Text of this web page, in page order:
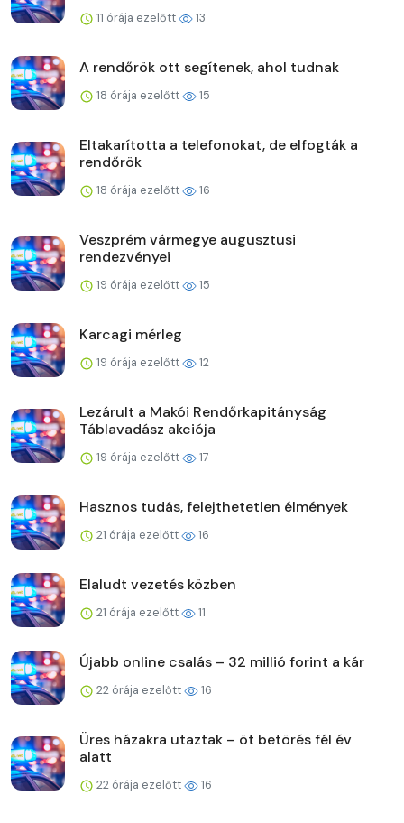
11 órája ezelőtt 13
A rendőrök ott segítenek, ahol tudnak
18 órája ezelőtt 15
Eltakarította a telefonokat, de elfogták a
rendőrök
18 órája ezelőtt 16
Veszprém vármegye augusztusi
rendezvényei
19 órája ezelőtt 15
Karcagi mérleg
19 órája ezelőtt 12
Lezárult a Makói Rendőrkapitányság
Táblavadász akciója
19 órája ezelőtt 17
Hasznos tudás, felejthetetlen élmények
21 órája ezelőtt 16
Elaludt vezetés közben
21 órája ezelőtt 11
Újabb online csalás – 32 millió forint a kár
22 órája ezelőtt 16
Üres házakra utaztak – öt betörés fél év
alatt
22 órája ezelőtt 16